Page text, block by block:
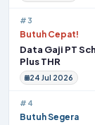
#3
Butuh Cepat!
Data Gaji PT
Plus THR
24 Jul 2026
#4
Butuh Segera